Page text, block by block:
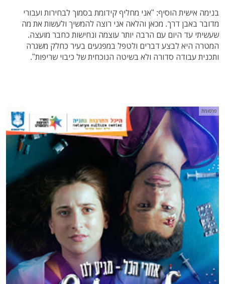
בנימה אישית הוסיף: "אני מחליף קידומת בסמוך לבחירות ועבורי
מדובר באבן דרך. מכאן והלאה אני רוצה להמשיך ולעשות את מה
שעשיתי עד היום עם הרבה יותר עוצמה ונחישות כחבר מועצה.
המטרה היא לבצע דברים ולטפל במפגעים בעיר כחלק משגרה
ותכנית עבודה סדורה ולא בשיטה הנוכחית של כיבוי שריפות".
פרסומת